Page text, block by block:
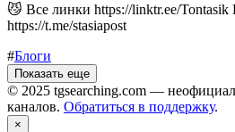
😼 Все линки https://linktr.ee/Tontasik
https://t.me/stasiapost
#Блоги
Показать еще
© 2025 tgsearching.com —
каналов. Обратиться в поддержку.
×